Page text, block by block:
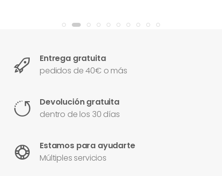
Entrega gratuita
pedidos de 40€ o más
Devolución gratuita
dentro de los 30 días
Estamos para ayudarte
Múltiples servicios